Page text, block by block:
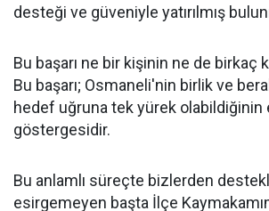
desteği ve güveniyle yatırılmış
Bu başarı ne bir kişinin ne de birkaç
Bu başarı; Osmaneli'nin birlik ve
hedef uğruna tek yürek olabildiğinin
göstergesidir.
Bu anlamlı süreçte bizlerden
esirgemeyen başta İlçe